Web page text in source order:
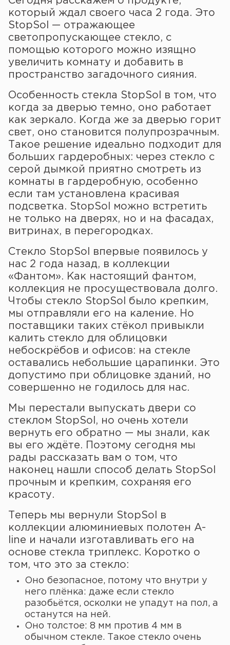
который ждал своего часа 2 года. Это
StopSol — отражающее
светопропускающее стекло, с
помощью которого можно изящно
увеличить комнату и добавить в
пространство загадочного сияния.
Особенность стекла StopSol в том, что
когда за дверью темно, оно работает
как зеркало. Когда же за дверью горит
свет, оно становится полупрозрачным.
Такое решение идеально подходит для
больших гардеробных: через стекло с
серой дымкой приятно смотреть из
комнаты в гардеробную, особенно
если там установлена красивая
подсветка. StopSol можно встретить
не только на дверях, но и на фасадах,
витринах, в перегородках.
Стекло StopSol впервые появилось у
нас 2 года назад, в коллекции
«Фантом». Как настоящий фантом,
коллекция не просуществовала долго.
Чтобы стекло StopSol было крепким,
мы отправляли его на каление. Но
поставщики таких стёкол привыкли
калить стекло для облицовки
небоскрёбов и офисов: на стекле
оставались небольшие царапинки. Это
допустимо при облицовке зданий, но
совершенно не годилось для нас.
Мы перестали выпускать двери со
стеклом StopSol, но очень хотели
вернуть его обратно — мы знали, как
вы его ждёте. Поэтому сегодня мы
рады рассказать вам о том, что
наконец нашли способ делать StopSol
прочным и крепким, сохраняя его
красоту.
Теперь мы вернули StopSol в
коллекции алюминиевых полотен A-
line и начали изготавливать его на
основе стекла триплекс. Коротко о
том, что это за стекло:
Оно безопасное, потому что внутри у
него плёнка: даже если стекло
разобьётся, осколки не упадут на пол, а
останутся на ней.
Оно толстое: 8 мм против 4 мм в
обычном стекле. Такое стекло очень